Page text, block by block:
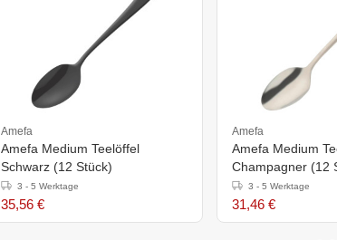
Amefa
Amefa Medium Teelöffel
Schwarz (12 Stück)
3 - 5 Werktage
35,56 €
Amefa
Amefa Medium
Champagner (12
3 - 5 Werktage
31,46 €